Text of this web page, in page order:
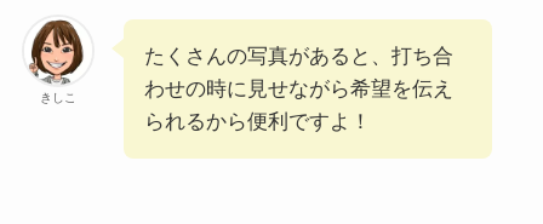
きしこ
たくさんの写真があると、打ち合
わせの時に見せながら希望を伝え
られるから便利ですよ！